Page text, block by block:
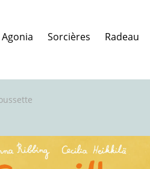
Agonia Sorcières Radeau